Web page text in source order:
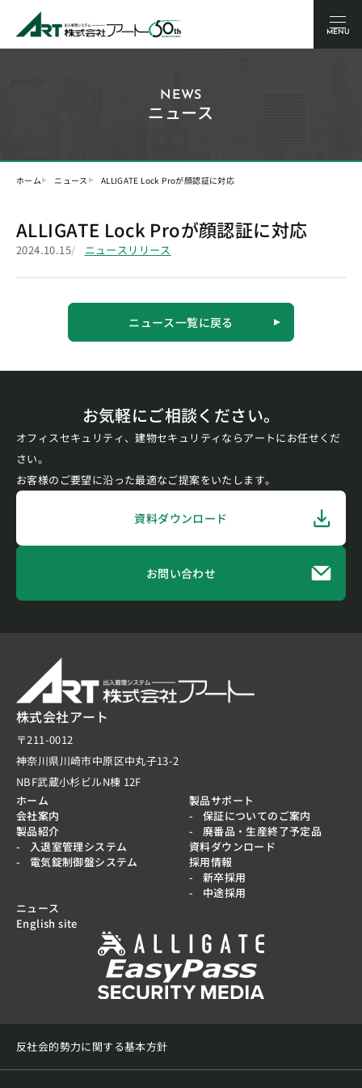
MENU
NEWS
ニュース
ホーム ニュース ALLIGATE Lock Proが顔認証に対応
ALLIGATE Lock Proが顔認証に対応
2024.10.15 ニュースリリース
ニュース一覧に戻る
お気軽にご相談ください。
オフィスセキュリティ、建物セキュリティならアートにお任せくだ
さい。
お客様のご要望に沿った最適なご提案をいたします。
資料ダウンロード
お問い合わせ
株式会社アート
〒211-0012
神奈川県川崎市中原区中丸子13-2
NBF武蔵小杉ビルN棟 12F
ホーム
会社案内
製品紹介
入退室管理システム
電気錠制御盤システム
製品サポート
保証についてのご案内
廃番品・生産終了予定品
資料ダウンロード
採用情報
新卒採用
中途採用
ニュース
English site
反社会的勢力に関する基本方針